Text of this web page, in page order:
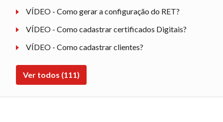
VÍDEO - Como gerar a configuração do RET?
VÍDEO - Como cadastrar certificados Digitais?
VÍDEO - Como cadastrar clientes?
Ver todos (111)